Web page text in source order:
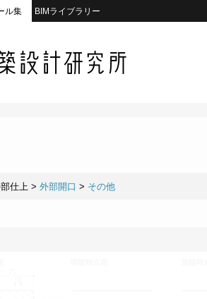
ル集 BIMライブラリー
仕上 >外部開口 > その他